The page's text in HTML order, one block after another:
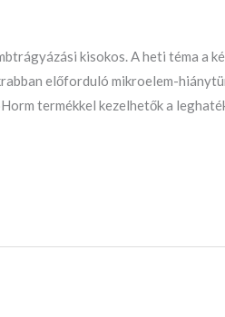
kisokos. A heti téma a
előforduló mikroelem-
termékkel kezelhetők a